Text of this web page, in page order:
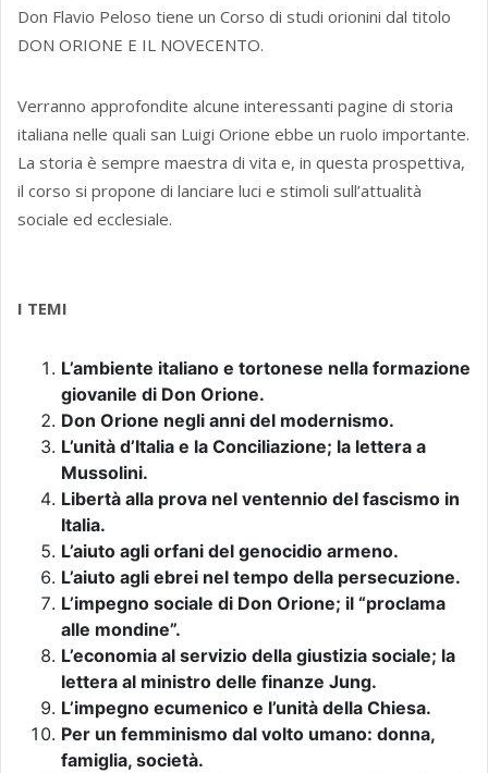
Don Flavio Peloso tiene un Corso di studi orionini dal titolo
DON ORIONE E IL NOVECENTO.
Verranno approfondite alcune interessanti pagine di storia
italiana nelle quali san Luigi Orione ebbe un ruolo importante.
La storia è sempre maestra di vita e, in questa prospettiva,
il corso si propone di lanciare luci e stimoli sull’attualità
sociale ed ecclesiale.
I TEMI
L’ambiente italiano e tortonese nella formazione
giovanile di Don Orione.
Don Orione negli anni del modernismo.
L’unità d’Italia e la Conciliazione; la lettera a
Mussolini.
Libertà alla prova nel ventennio del fascismo in
Italia.
L’aiuto agli orfani del genocidio armeno.
L’aiuto agli ebrei nel tempo della persecuzione.
L’impegno sociale di Don Orione; il “proclama
alle mondine”.
L’economia al servizio della giustizia sociale; la
lettera al ministro delle finanze Jung.
L’impegno ecumenico e l’unità della Chiesa.
Per un femminismo dal volto umano: donna,
famiglia, società.